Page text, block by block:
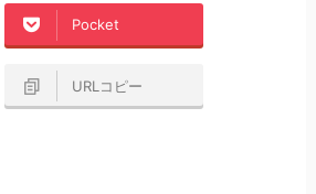
Pocket
URLコピー